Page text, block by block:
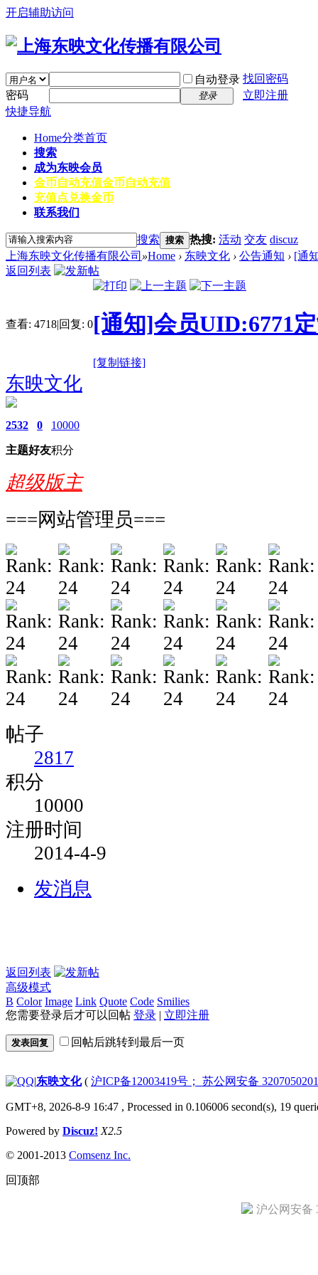
开启辅助访问
自动登录 找回密码
密码
登录
立即注册
快捷导航
Home分类首页
搜索
成为东映会员
金币自动充值金币自动充值
充值点兑换金币
联系我们
搜索 搜索 热搜: 活动 交友 discuz
上海东映文化传播有限公司 »Home › 东映文化 › 公告通知 › [通
返回列表
查看: 4718|回复: 0[通知]会员UID:6771
[复制链接]
东映文化
2532
主题
0
好友
10000
积分
超级版主
===网站管理员===
帖子
2817
积分
10000
注册时间
2014-4-9
发消息
返回列表
高级模式
B Color Image Link Quote Code Smilies
您需要登录后才可以回帖 登录 | 立即注册
发表回复 回帖后跳转到最后一页
|东映文化( 沪ICP备12003419号； 苏公网安备
GMT+8, 2026-8-9 16:47 , Processed in 0.106006 second(s), 19
Powered by Discuz! X2.5
© 2001-2013 Comsenz Inc.
回顶部
沪公网安备